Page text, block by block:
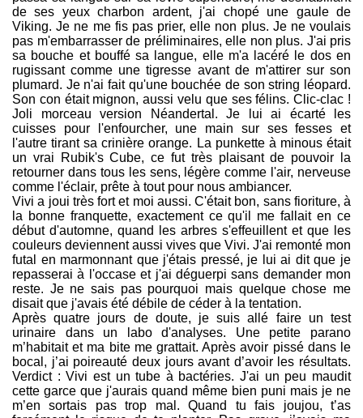
de ses yeux charbon ardent, j'ai chopé une gaule de
Viking. Je ne me fis pas prier, elle non plus. Je ne voulais
pas m'embarrasser de préliminaires, elle non plus. J'ai pris
sa bouche et bouffé sa langue, elle m'a lacéré le dos en
rugissant comme une tigresse avant de m'attirer sur son
plumard. Je n'ai fait qu'une bouchée de son string léopard.
Son con était mignon, aussi velu que ses félins. Clic-clac !
Joli morceau version Néandertal. Je lui ai écarté les
cuisses pour l'enfourcher, une main sur ses fesses et
l'autre tirant sa crinière orange. La punkette à minous était
un vrai Rubik's Cube, ce fut très plaisant de pouvoir la
retourner dans tous les sens, légère comme l'air, nerveuse
comme l'éclair, prête à tout pour nous ambiancer.
Vivi a joui très fort et moi aussi. C'était bon, sans fioriture, à
la bonne franquette, exactement ce qu'il me fallait en ce
début d'automne, quand les arbres s'effeuillent et que les
couleurs deviennent aussi vives que Vivi. J'ai remonté mon
futal en marmonnant que j'étais pressé, je lui ai dit que je
repasserai à l'occase et j'ai déguerpi sans demander mon
reste. Je ne sais pas pourquoi mais quelque chose me
disait que j'avais été débile de céder à la tentation.
Après quatre jours de doute, je suis allé faire un test
urinaire dans un labo d'analyses. Une petite parano
m’habitait et ma bite me grattait. Après avoir pissé dans le
bocal, j’ai poireauté deux jours avant d’avoir les résultats.
Verdict : Vivi est un tube à bactéries. J'ai un peu maudit
cette garce que j'aurais quand même bien puni mais je ne
m’en sortais pas trop mal. Quand tu fais joujou, t’as